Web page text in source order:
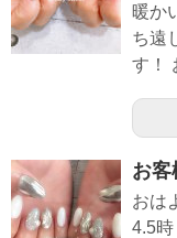
暖か
ち遠
す！
お客
おは
4.5